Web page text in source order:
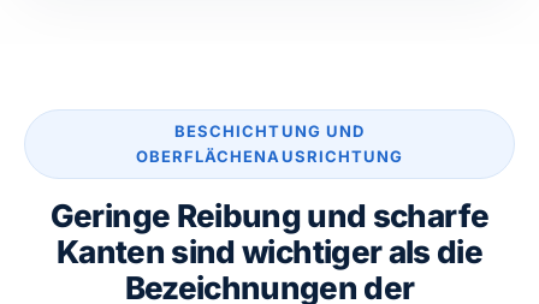
BESCHICHTUNG UND
OBERFLÄCHENAUSRICHTUNG
Geringe Reibung und scharfe
Kanten sind wichtiger als die
Bezeichnungen der